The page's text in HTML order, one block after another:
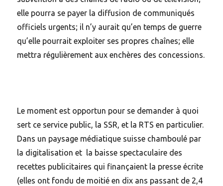
elle pourra se payer la diffusion de communiqués
officiels urgents; il n’y aurait qu’en temps de guerre
qu’elle pourrait exploiter ses propres chaînes; elle
mettra régulièrement aux enchères des concessions.
Le moment est opportun pour se demander à quoi
sert ce service public, la SSR, et la RTS en particulier.
Dans un paysage médiatique suisse chamboulé par
la digitalisation et la baisse spectaculaire des
recettes publicitaires qui finançaient la presse écrite
(elles ont fondu de moitié en dix ans passant de 2,4